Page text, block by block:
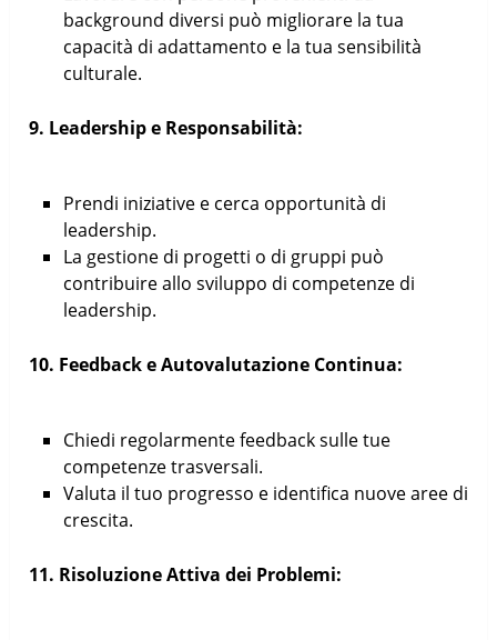
background diversi può migliorare la tua
capacità di adattamento e la tua sensibilità
culturale.
9. Leadership e Responsabilità:
Prendi iniziative e cerca opportunità di
leadership.
La gestione di progetti o di gruppi può
contribuire allo sviluppo di competenze di
leadership.
10. Feedback e Autovalutazione Continua:
Chiedi regolarmente feedback sulle tue
competenze trasversali.
Valuta il tuo progresso e identifica nuove aree di
crescita.
11. Risoluzione Attiva dei Problemi: